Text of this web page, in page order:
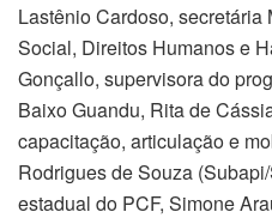
Lastênio Cardoso, secretária
Social, Direitos Humanos e
Gonçallo, supervisora do
Baixo Guandu, Rita de
capacitação, articulação e
Rodrigues de Souza
estadual do PCF, Simone